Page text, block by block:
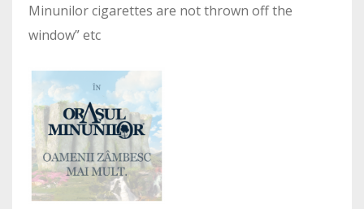
Minunilor cigarettes are not thrown off the
window” etc